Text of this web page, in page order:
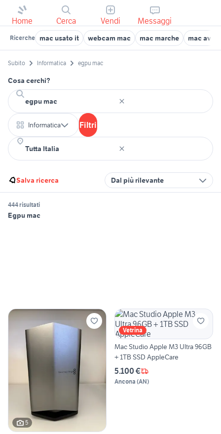
Home Cerca Vendi Messaggi
Ricerche mac usato it webcam mac mac marche mac
Subito Informatica egpu mac
Cosa cerchi?
Informatica Filtri
Salva ricerca Dal più rilevante
444 risultati
Egpu mac
5
Vetrina
Mac Studio Apple M3 Ultra 96GB
+ 1TB SSD AppleCare
5.100 €
Ancona (AN)